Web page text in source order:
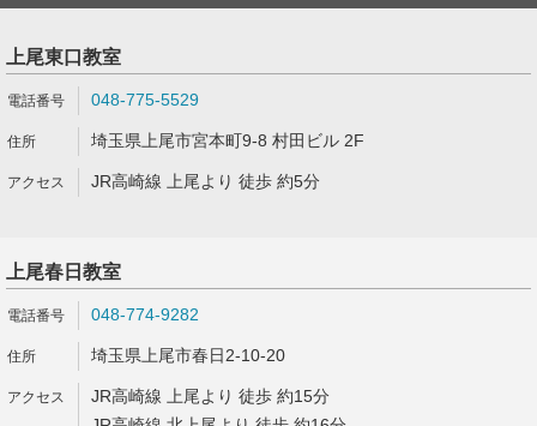
上尾東口教室
048-775-5529
埼玉県上尾市宮本町9-8 村田ビル 2F
JR高崎線 上尾より 徒歩 約5分
上尾春日教室
048-774-9282
埼玉県上尾市春日2-10-20
JR高崎線 上尾より 徒歩 約15分